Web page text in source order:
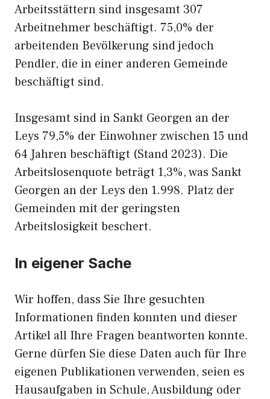
Arbeitsstättern sind insgesamt 307
Arbeitnehmer beschäftigt. 75,0% der
arbeitenden Bevölkerung sind jedoch
Pendler, die in einer anderen Gemeinde
beschäftigt sind.
Insgesamt sind in Sankt Georgen an der
Leys 79,5% der Einwohner zwischen 15 und
64 Jahren beschäftigt (Stand 2023). Die
Arbeitslosenquote beträgt 1,3%, was Sankt
Georgen an der Leys den 1.998. Platz der
Gemeinden mit der geringsten
Arbeitslosigkeit beschert.
In eigener Sache
Wir hoffen, dass Sie Ihre gesuchten
Informationen finden konnten und dieser
Artikel all Ihre Fragen beantworten konnte.
Gerne dürfen Sie diese Daten auch für Ihre
eigenen Publikationen verwenden, seien es
Hausaufgaben in Schule, Ausbildung oder